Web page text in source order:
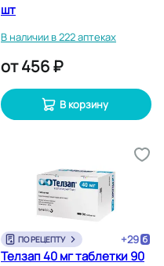
шт
В наличии в 222 аптеках
от456 ₽
В корзину
ПО РЕЦЕПТУ +29
Телзап 40 мг таблетки 90